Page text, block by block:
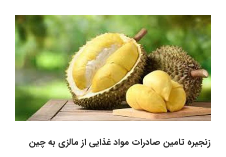
زنجیره تامین صادرات مواد غذایی از مالزی به چین